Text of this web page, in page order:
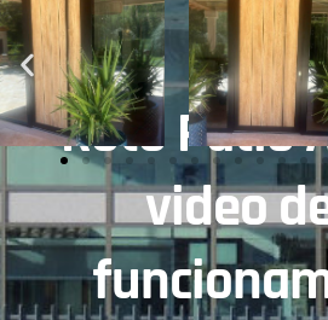
Roto Patio
video